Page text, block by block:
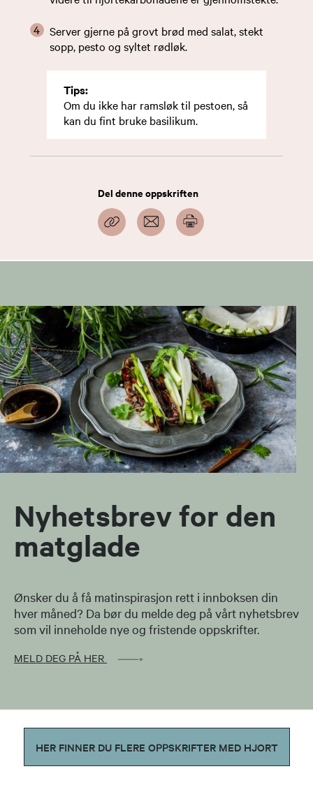
Server gjerne på grovt brød med salat, stekt
sopp, pesto og syltet rødløk.
Tips:
Om du ikke har ramsløk til pestoen, så
kan du fint bruke basilikum.
Del denne oppskriften
Nyhetsbrev for den
matglade
Ønsker du å få matinspirasjon rett i innboksen din
hver måned? Da bør du melde deg på vårt nyhetsbrev
som vil inneholde nye og fristende oppskrifter.
MELD DEG PÅ HER
HER FINNER DU FLERE OPPSKRIFTER MED HJORT